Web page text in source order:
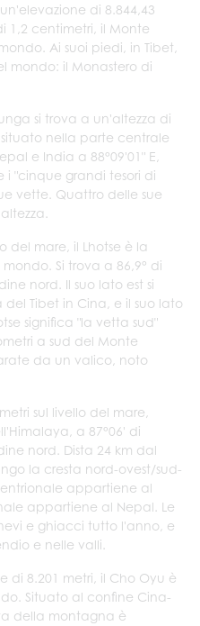
di 8.844,43
1,2 centimetri, il Monte
Ai suoi piedi, in Tibet,
mondo: il Monastero di
si trova a un'altezza di
situato nella parte centrale
e India a 88°09'01" E,
i "cinque grandi tesori di
vette. Quattro delle sue
del mare, il Lhotse è la
Si trova a 86,9° di
nord. Il suo lato est si
Tibet in Cina, e il suo lato
significa "la vetta sud"
a sud del Monte
da un valico, noto
sul livello del mare,
a 87°06' di
nord. Dista 24 km dal
la cresta nord-ovest/sud-
appartiene al
appartiene al Nepal. Le
e ghiacci tutto l'anno, e
e nelle valli.
di 8.201 metri, il Cho Oyu è
Situato al confine Cina-
della montagna è